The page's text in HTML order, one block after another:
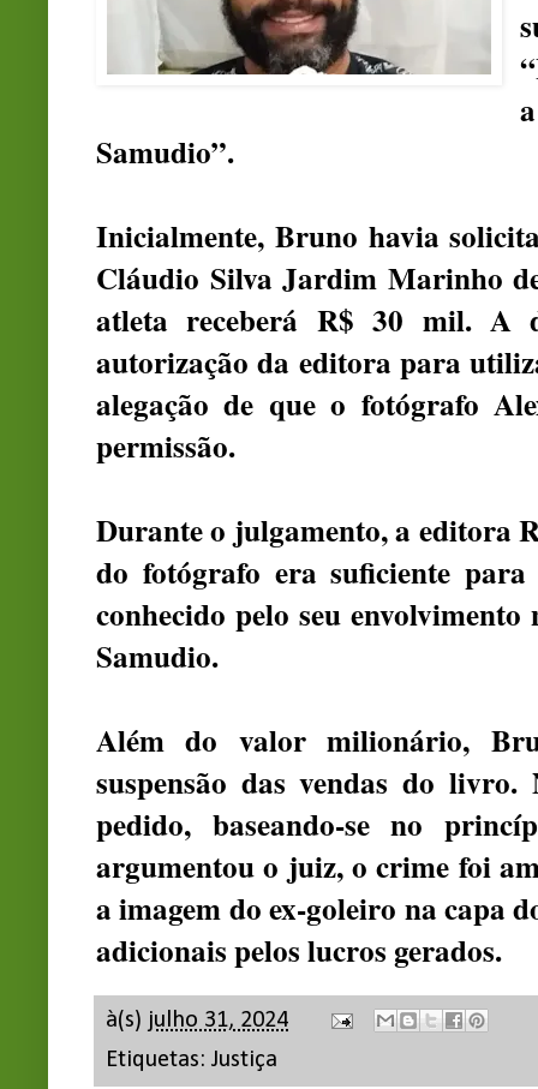
Samudio”.
Inicialmente, Bruno havia
Cláudio Silva Jardim Marinho
atleta receberá R$ 30 mil. A
autorização da editora para
alegação de que o fotógrafo
permissão.
Durante o julgamento, a editora
do fotógrafo era suficiente
conhecido pelo seu
Samudio.
Além do valor milionário,
suspensão das vendas do
pedido, baseando-se no
argumentou o juiz, o crime foi
a imagem do ex-goleiro na capa
adicionais pelos lucros gerados.
à(s) julho 31, 2024
Etiquetas: Justiça